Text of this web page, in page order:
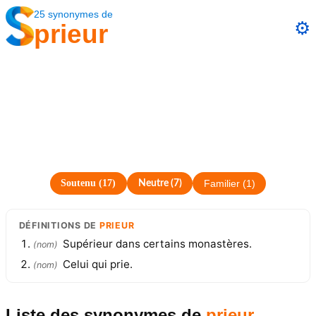
25synonymes de
prieur ⚙️
Soutenu (17) Neutre(7) Familier(1 )
DÉFINITIONS DE PRIEUR
(nom) Supérieur dans certains monastères.
(nom) Celui qui prie.